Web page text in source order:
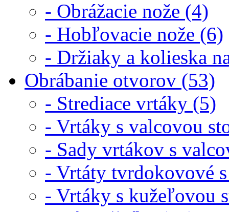
- Obrážacie nože (4)
- Hobľovacie nože (6)
- Držiaky a kolieska
Obrábanie otvorov (53)
- Strediace vrtáky (5)
- Vrtáky s valcovou
- Sady vrtákov s
- Vrtáty tvrdokovové
- Vrtáky s kužeľovou